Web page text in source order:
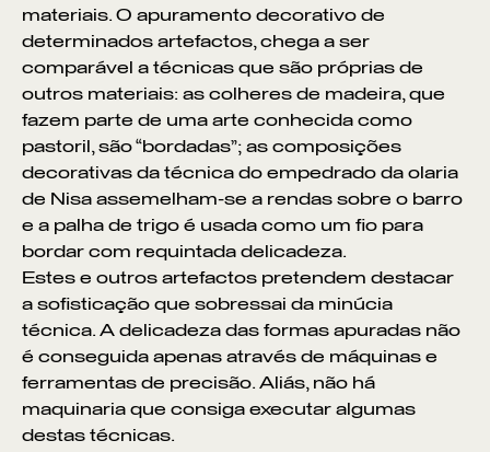
materiais. O apuramento decorativo de
determinados artefactos, chega a ser
comparável a técnicas que são próprias de
outros materiais: as colheres de madeira, que
fazem parte de uma arte conhecida como
pastoril, são “bordadas”; as composições
decorativas da técnica do empedrado da olaria
de Nisa assemelham-se a rendas sobre o barro
e a palha de trigo é usada como um fio para
bordar com requintada delicadeza.
Estes e outros artefactos pretendem destacar
a sofisticação que sobressai da minúcia
técnica. A delicadeza das formas apuradas não
é conseguida apenas através de máquinas e
ferramentas de precisão. Aliás, não há
maquinaria que consiga executar algumas
destas técnicas.